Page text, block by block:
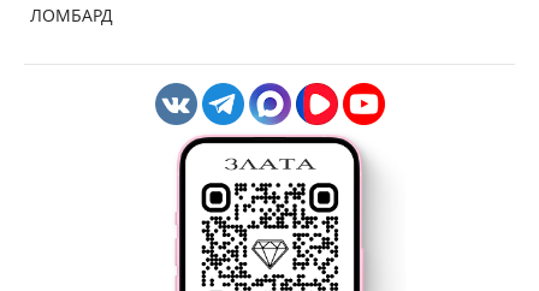
ЛОМБАРД